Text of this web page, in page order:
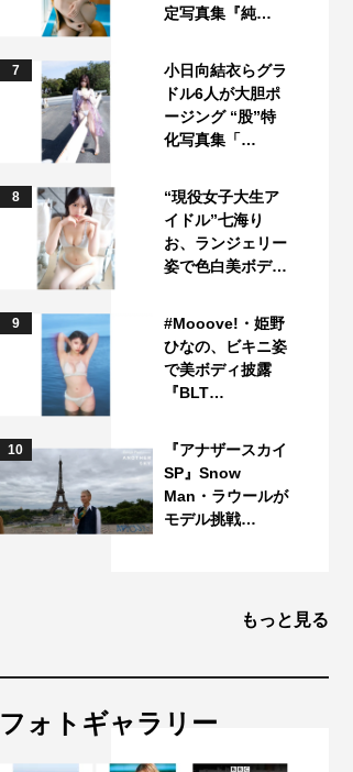
定写真集『純…
7
小日向結衣らグラ
ドル6人が大胆ポ
ージング “股”特
化写真集「…
8
“現役女子大生ア
イドル”七海り
お、ランジェリー
姿で色白美ボデ…
9
#Mooove!・姫野
ひなの、ビキニ姿
で美ボディ披露
『BLT…
10
『アナザースカイ
SP』Snow
Man・ラウールが
モデル挑戦…
もっと見る
フォトギャラリー